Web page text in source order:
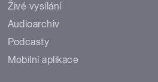
Živé vysílání
Audioarchiv
Podcasty
Mobilní aplikace